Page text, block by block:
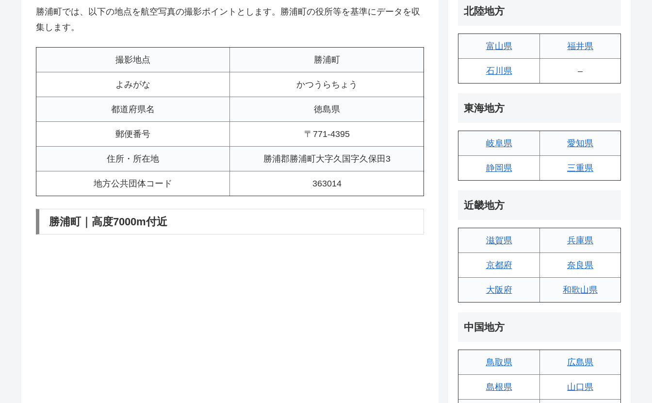
勝浦町では、以下の地点を航空写真の撮影ポイントとします。勝浦町の役所等を基準にデータを収
集します。
撮影地点 勝浦町
よみがな かつうらちょう
都道府県名 徳島県
郵便番号 〒771-4395
住所・所在地 勝浦郡勝浦町大字久国字久保田3
地方公共団体コード 363014
勝浦町｜高度7000m付近
北陸地方
富山県 福井県
石川県 –
東海地方
岐阜県 愛知県
静岡県 三重県
近畿地方
滋賀県 兵庫県
京都府 奈良県
大阪府 和歌山県
中国地方
鳥取県 広島県
島根県 山口県